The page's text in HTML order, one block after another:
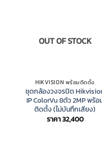
OUT OF STOCK
HIKVISION พร้อมติดตั้ง
ชุดกล้องวงจรปิด
IP ColorVu 8ตัว 2MP พร้อ
ติดตั้ง (ไม่บันทึกเสียง)
ราคา32,400